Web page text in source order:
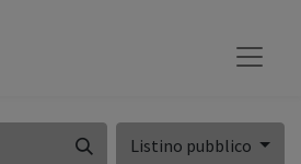
Listino pubblico